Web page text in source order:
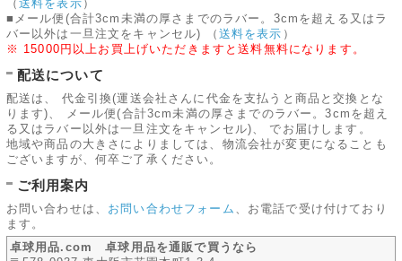
（ 送料を表示 ）
■メール便(合計3cm未満の厚さまでのラバー。3cmを超える又はラ
バー以外は一旦注文をキャンセル)
（ 送料を表示 ）
※ 15000円以上お買上げいただきますと送料無料になります。
配送について
配送は、 代金引換(運送会社さんに代金を支払うと商品と交換とな
ります)、 メール便(合計3cm未満の厚さまでのラバー。3cmを超え
る又はラバー以外は一旦注文をキャンセル)、 でお届けします。
地域や商品の大きさによりましては、物流会社が変更になることも
ございますが、何卒ご了承ください。
ご利用案内
お問い合わせは、 お問い合わせフォーム 、お電話で受け付けており
ます。
卓球用品.com 卓球用品を通販で買うなら